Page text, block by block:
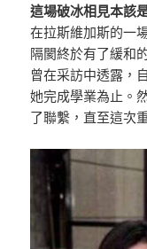
這場破冰相見本該
在拉斯維加斯的一
隔閡終於有了緩和
曾在采訪中透露，
她完成學業為止。
了聯繫，直至這次